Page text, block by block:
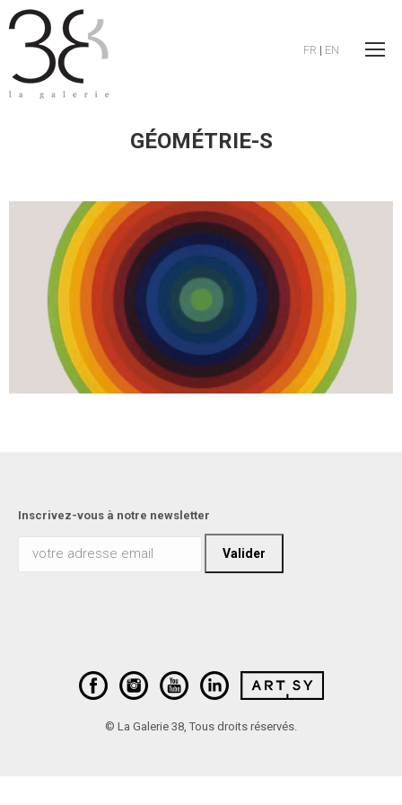
FR | EN
GÉOMÉTRIE-S
Inscrivez-vous à notre newsletter
© La Galerie 38, Tous droits réservés.